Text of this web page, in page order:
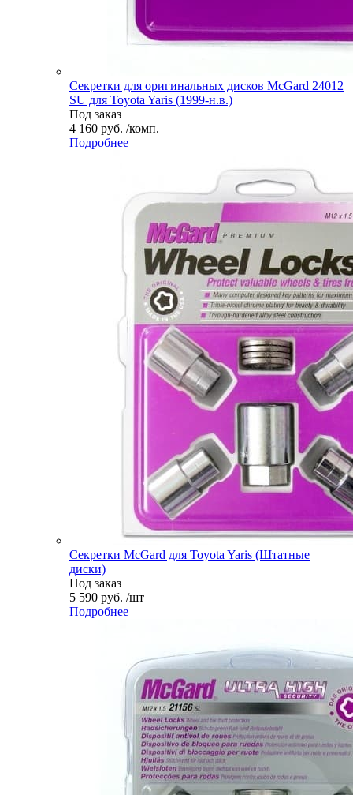
Секретки для оригинальных дисков McGard 24012
SU для Toyota Yaris (1999-н.в.)
Под заказ
4 160 руб. /комп.
Подробнее
Секретки McGard для Toyota Yaris (Штатные
диски)
Под заказ
5 590 руб. /шт
Подробнее